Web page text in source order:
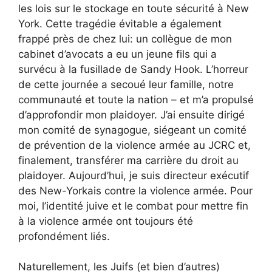
les lois sur le stockage en toute sécurité à New
York. Cette tragédie évitable a également
frappé près de chez lui: un collègue de mon
cabinet d’avocats a eu un jeune fils qui a
survécu à la fusillade de Sandy Hook. L’horreur
de cette journée a secoué leur famille, notre
communauté et toute la nation – et m’a propulsé
d’approfondir mon plaidoyer. J’ai ensuite dirigé
mon comité de synagogue, siégeant un comité
de prévention de la violence armée au JCRC et,
finalement, transférer ma carrière du droit au
plaidoyer. Aujourd’hui, je suis directeur exécutif
des New-Yorkais contre la violence armée. Pour
moi, l’identité juive et le combat pour mettre fin
à la violence armée ont toujours été
profondément liés.
Naturellement, les Juifs (et bien d’autres)